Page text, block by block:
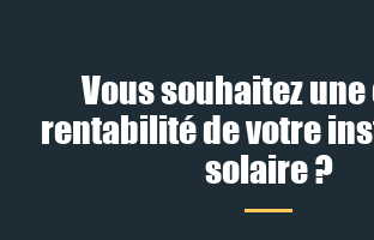
Vous souhaitez
rentabilité de votre
solaire ?